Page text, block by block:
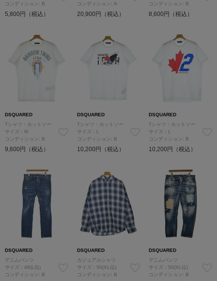
コンディション: B
5,800円（税込）
コンディション: A
20,900円（税込）
コンディション: B
8,600円（税込）
DSQUARED
Tシャツ・カットソー
サイズ：M
コンディション: B
9,600円（税込）
DSQUARED
Tシャツ・カットソー
サイズ：L
コンディション: B
10,200円（税込）
DSQUARED
Tシャツ・カットソー
サイズ：L
コンディション: B
10,200円（税込）
DSQUARED
デニムパンツ
サイズ：48(L位)
コンディション: B
DSQUARED
カジュアルシャツ
サイズ：50(XL位)
コンディション: B
DSQUARED
デニムパンツ
サイズ：50(XL位)
コンディション: B